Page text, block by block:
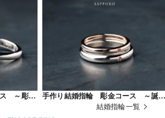
～彫留
手作り結婚指輪 彫金コース ～誕生
結婚指輪一覧